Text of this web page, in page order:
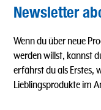
Newsletter
Wenn du über neue
werden willst, kannst
erfährst du als Erstes,
Lieblingsprodukte im